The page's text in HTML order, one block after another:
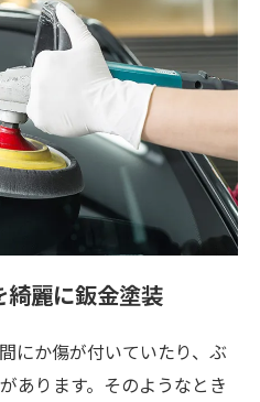
麗に鈑金塗装
にか傷が付いていたり、ぶ
あります。そのようなとき